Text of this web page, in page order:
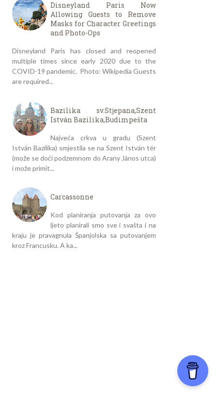
Disneyland Paris Now
Allowing Guests to Remove
Masks for Character Greetings
and Photo-Ops
Disneyland Paris has closed and reopened
multiple times since early 2020 due to the
COVID-19 pandemic. Photo: Wikipedia Guests
are required...
Bazilika sv.Stjepana,Szent
István Bazilika,Budimpešta
Najveća crkva u gradu (Szent
István Bazilika) smjestila se na Szent István tér
(može se doći podzemnom do Arany János utca)
i može primit...
Carcassonne
Kod planiranja putovanja za ovo
ljeto planirali smo sve i svašta i na
kraju je pravagnula Španjolska sa putovanjem
kroz Francusku. A ka...